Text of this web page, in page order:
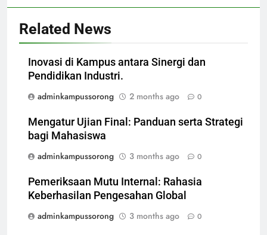
Related News
Inovasi di Kampus antara Sinergi dan
Pendidikan Industri.
adminkampussorong
2 months ago 0
Mengatur Ujian Final: Panduan serta Strategi
bagi Mahasiswa
adminkampussorong
3 months ago 0
Pemeriksaan Mutu Internal: Rahasia
Keberhasilan Pengesahan Global
adminkampussorong
3 months ago 0